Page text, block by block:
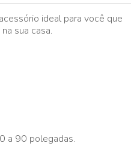
ideal para você que
sua casa.
a 90 polegadas.